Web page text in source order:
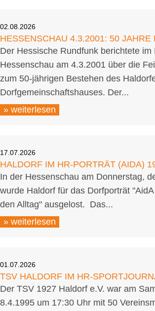
02.08.2026
HESSENSCHAU 4.3.2001: 50 JAHRE
Der Hessische Rundfunk berichtete im
Hessenschau am 4.3.2001 über die
zum 50-jährigen Bestehen des
Dorfgemeinschaftshauses. Der...
» weiterlesen
17.07.2026
HALDORF IM HR-PORTRÄT (AIDA)
In der Hessenschau am Donnerstag,
wurde Haldorf für das Dorfporträt
den Alltag" ausgelost. Das...
» weiterlesen
01.07.2026
TSV HALDORF IM HR-
Der TSV 1927 Haldorf e.V. war am
8.4.1995 um 17:30 Uhr mit 50